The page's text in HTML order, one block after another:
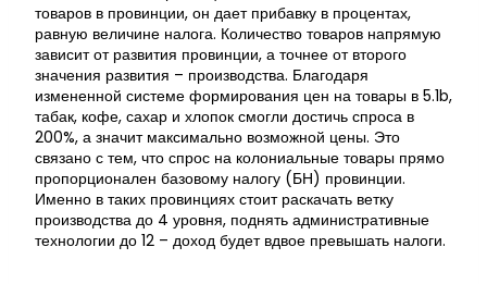
товаров в провинции, он дает прибавку в процентах,
равную величине налога. Количество товаров напрямую
зависит от развития провинции, а точнее от второго
значения развития – производства. Благодаря
измененной системе формирования цен на товары в 5.1b,
табак, кофе, сахар и хлопок смогли достичь спроса в
200%, а значит максимально возможной цены. Это
связано с тем, что спрос на колониальные товары прямо
пропорционален базовому налогу (БН) провинции.
Именно в таких провинциях стоит раскачать ветку
производства до 4 уровня, поднять административные
технологии до 12 – доход будет вдвое превышать налоги.